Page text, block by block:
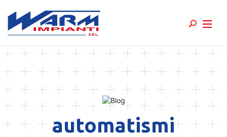
Skip
content
automatismi